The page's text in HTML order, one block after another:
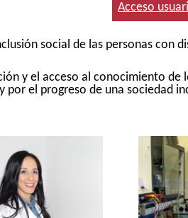
Acceso
social de las personas con
y el acceso al conocimiento de
el progreso de una sociedad